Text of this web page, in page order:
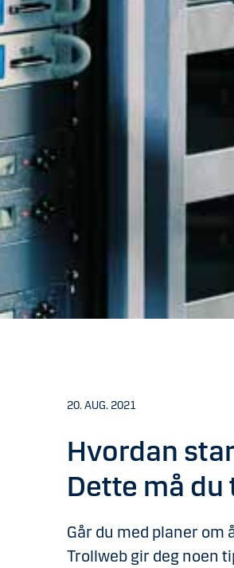
20. AUG. 2021
Hvordan
Dette må du
Går du med planer
Trollweb gir deg noen